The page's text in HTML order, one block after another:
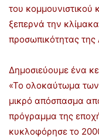
του κομμουνιστικού
ξεπερνά την
προσωπικότητας της
Δημοσιεύουμε ένα
«Το ολοκαύτωμα των
μικρό απόσπασμα
πρόγραμμα της
κυκλοφόρησε το